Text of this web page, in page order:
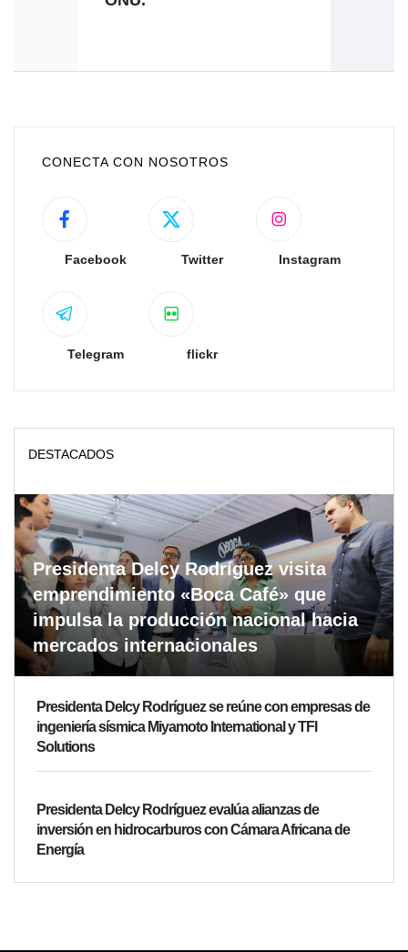
CONECTA CON NOSOTROS
Facebook Twitter Instagram
Telegram flickr
DESTACADOS
Presidenta Delcy Rodríguez visita
emprendimiento «Boca Café» que
impulsa la producción nacional hacia
mercados internacionales
Presidenta Delcy Rodríguez se reúne con empresas de
ingeniería sísmica Miyamoto International y TFI
Solutions
Presidenta Delcy Rodríguez evalúa alianzas de
inversión en hidrocarburos con Cámara Africana de
Energía